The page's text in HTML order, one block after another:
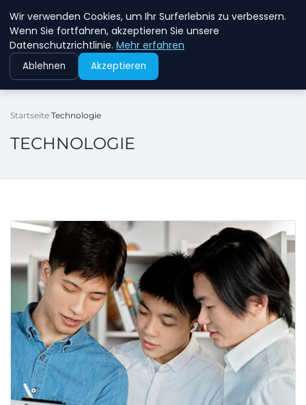
NEW ENERGY JOBS
Startseite Technologie
TECHNOLOGIE
Wir verwenden Cookies, um Ihr Surferlebnis zu verbessern.
Wenn Sie fortfahren, akzeptieren Sie unsere
Datenschutzrichtlinie. Mehr erfahren
Ablehnen Akzeptieren